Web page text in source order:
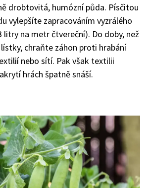
drobtovitá, humózní půda. Písčitou
vylepšíte zapracováním vyzrálého
litry na metr čtvereční). Do doby, než
chraňte záhon proti hrabání
nebo sítí. Pak však textilii
hrách špatně snáší.